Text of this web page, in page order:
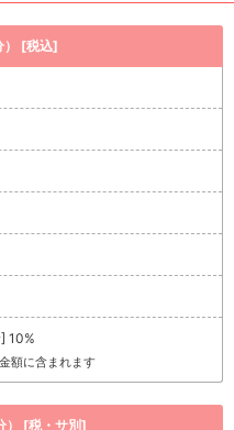
） [税込]
10%
額に含まれます
） [税・サ別]